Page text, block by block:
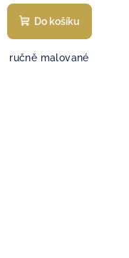
Do košíku
ručně malované